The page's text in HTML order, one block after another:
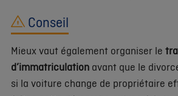
Conseil
Mieux vaut également organiser le
d’immatriculation avant que le
si la voiture change de propriétaire